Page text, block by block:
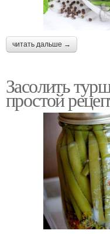
читать дальше →
Засолить
простой